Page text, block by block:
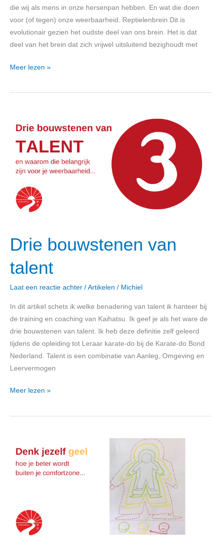
die wij als mens in onze hersenpan hebben. En wat die doen
voor (of tegen) onze weerbaarheid. Reptielenbrein Dit is
evolutionair gezien het oudste deel van ons brein. Het is dat
deel van het brein dat zich vrijwel uitsluitend bezighoudt met
Meer lezen »
Drie bouwstenen van
talent
Laat een reactie achter / Artikelen / Michiel
In dit artikel schets ik welke benadering van talent ik hanteer bij
de training en coaching van Kaihatsu. Ik geef je als het ware de
drie bouwstenen van talent. Ik heb deze definitie zelf geleerd
tijdens de opleiding tot Leraar karate-do bij de Karate-do Bond
Nederland. Talent is een combinatie van Aanleg, Omgeving en
Leervermogen
bouwstenen
van
talent
Meer lezen »
jezelf
geel